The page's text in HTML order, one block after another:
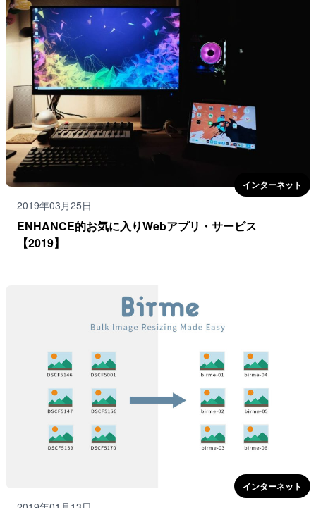
2019年03月25日
ENHANCE的お気に入りWebアプリ・サービス
【2019】
インターネット
インターネット